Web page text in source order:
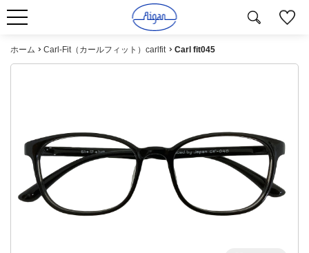
ホーム Carl-Fit（カールフィット）carlfit Carl fit045